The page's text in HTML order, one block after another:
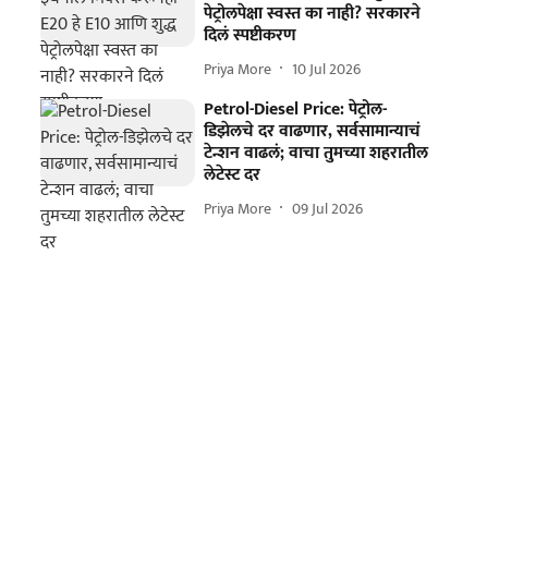
पेट्रोलपेक्षा स्वस्त का नाही? सरकारने
दिलं स्पष्टीकरण
Priya More 10 Jul 2026
Petrol-Diesel Price: पेट्रोल-
डिझेलचे दर वाढणार, सर्वसामान्याचं
टेन्शन वाढलं; वाचा तुमच्या शहरातील
लेटेस्ट दर
Priya More 09 Jul 2026